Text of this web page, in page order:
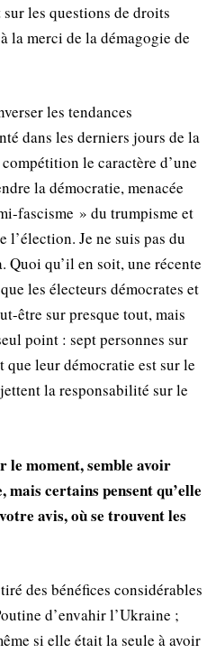
les questions de droits
la merci de la démagogie de
les tendances
dans les derniers jours de la
le caractère d’une
la démocratie, menacée
fascisme » du trumpisme et
l’élection. Je ne suis pas du
Quoi qu’il en soit, une récente
les électeurs démocrates et
être sur presque tout, mais
point : sept personnes sur
que leur démocratie est sur le
la responsabilité sur le
le moment, semble avoir
certains pensent qu’elle
avis, où se trouvent les
des bénéfices considérables
d’envahir l’Ukraine ;
si elle était la seule à avoir